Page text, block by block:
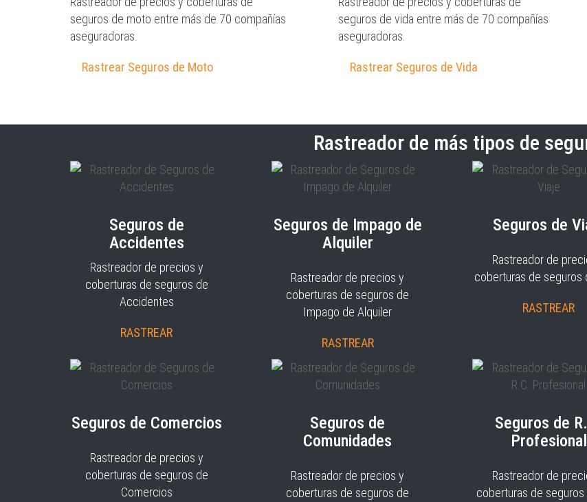
seguros de moto entre más de 70 compañías
aseguradoras.
Rastrear Seguros de Moto
seguros de vida entre más de 70 compañías
aseguradoras.
Rastrear Seguros de Vida
Rastreador de más tipos de
Seguros de
Accidentes
Rastreador de precios y
coberturas de seguros de
Accidentes
RASTREAR
Seguros de Impago de
Alquiler
Rastreador de precios y
coberturas de seguros de
Impago de Alquiler
RASTREAR
Seguros de
Rastreador de
coberturas de seguros
RASTREAR
Seguros de Comercios
Rastreador de precios y
coberturas de seguros de
Comercios
Seguros de
Comunidades
Rastreador de precios y
coberturas de seguros de
Seguros de
Profesional
Rastreador de
coberturas de seguros